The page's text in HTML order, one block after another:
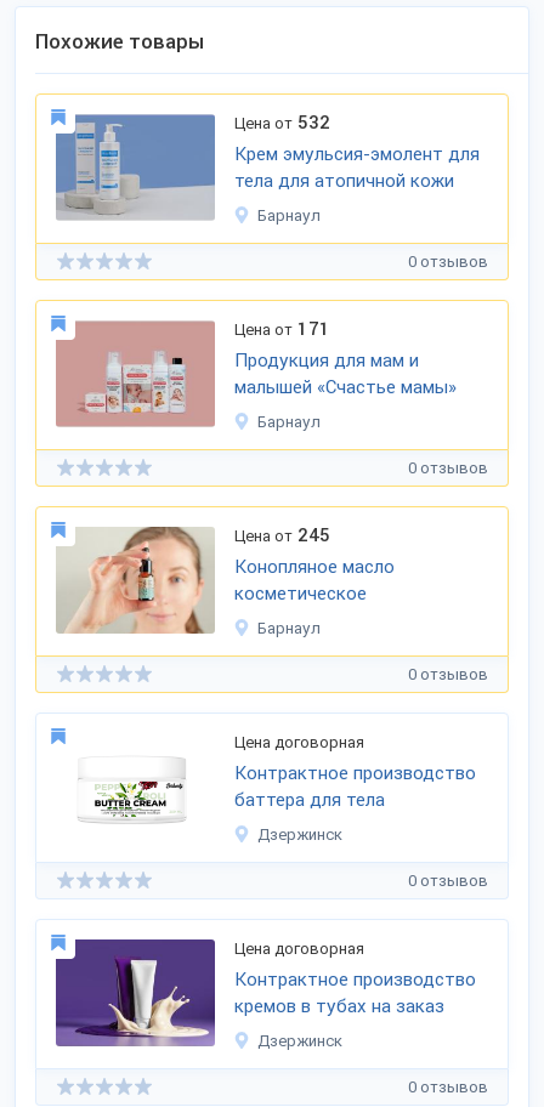
Похожие товары
Цена от 532
Крем эмульсия-эмолент для
тела для атопичной кожи
Барнаул
0 отзывов
Цена от 171
Продукция для мам и
малышей «Счастье мамы»
Барнаул
0 отзывов
Цена от 245
Конопляное масло
косметическое
Барнаул
0 отзывов
Цена договорная
Контрактное производство
баттера для тела
Дзержинск
0 отзывов
Цена договорная
Контрактное производство
кремов в тубах на заказ
Дзержинск
0 отзывов